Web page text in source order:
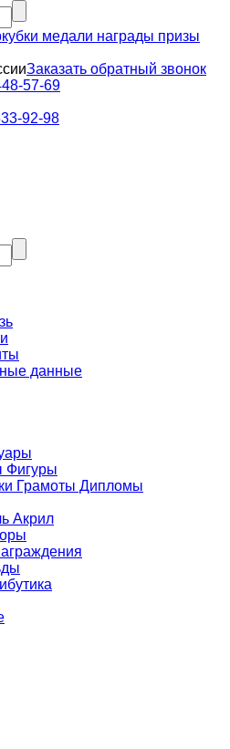
кубки медали награды призы
Заказать обратный звонок
57-69
92-98
данные
Фигуры
Грамоты Дипломы
Акрил